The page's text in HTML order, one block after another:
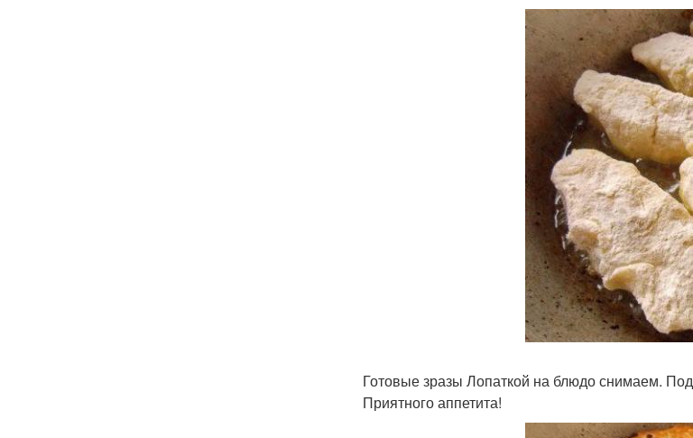
Готовые зразы Лопаткой на блюдо снимаем.
Приятного аппетита!